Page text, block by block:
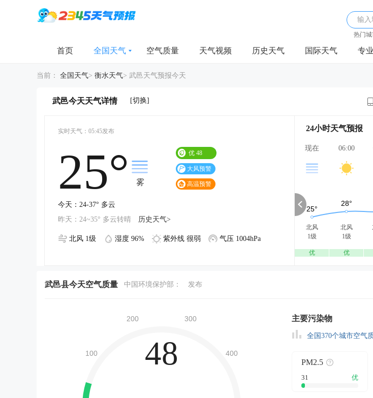
输入
热门城
首页 全国天气 空气质量 天气视频 历史天气 国际天气 专
当前： 全国天气> 衡水天气> 武邑天气预报今天
武邑今天天气详情 [切换]
实时天气：05:45发布
25° 雾
优 48
大风预警
高温预警
今天：24-37° 多云
昨天：24~35° 多云转晴
历史天气>
北风 1级 湿度 96% 紫外线 很弱 气压 1004hPa
24小时天气预报
现在
北风
1级
优
06:00
北风
1级
优
武邑县今天空气质量 中国环境保护部： 发布
48
主要污染物
全国370个城市空气
PM2.5
31 优